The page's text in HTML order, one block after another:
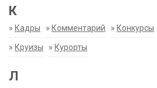
К
» Кадры » Комментарий » Конкурсы
» Круизы » Курорты
Л